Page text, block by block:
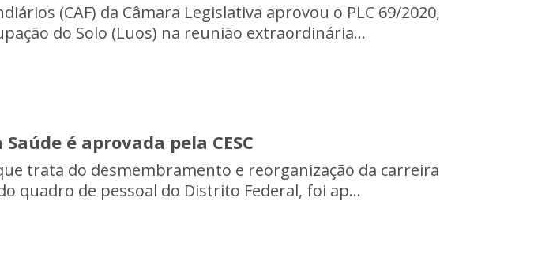
(CAF) da Câmara Legislativa aprovou o PLC 69/2020,
do Solo (Luos) na reunião extraordinária...
é aprovada pela CESC
trata do desmembramento e reorganização da carreira
quadro de pessoal do Distrito Federal, foi ap...